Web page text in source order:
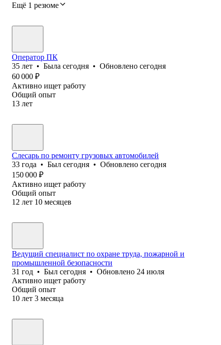
Ещё 1 резюме
Оператор ПК
35 лет • Была сегодня • Обновлено сегодня
60 000 ₽
Активно ищет работу
Общий опыт
13 лет
Слесарь по ремонту грузовых автомобилей
33 года • Был сегодня • Обновлено сегодня
150 000 ₽
Активно ищет работу
Общий опыт
12 лет 10 месяцев
Ведущий специалист по охране труда, пожарной и
промышленной безопасности
31 год • Был сегодня • Обновлено 24 июля
Активно ищет работу
Общий опыт
10 лет 3 месяца